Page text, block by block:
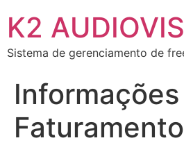
K2
Sistema de gerenciamento de
Faturamento